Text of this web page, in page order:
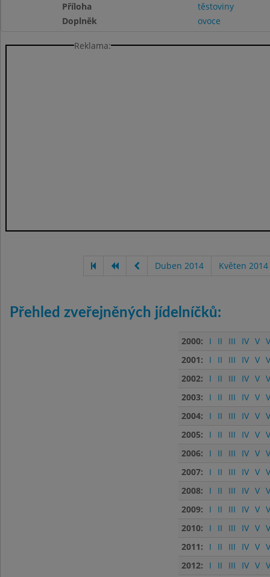
Příloha
těstoviny
Doplněk
ovoce
Reklama:
Duben 2014 Květen 2014
Přehled zveřejněných jídelníčků:
2000: I II III IV V
2001:
I II III IV V
2002:
I II III IV V
2003:
I II III IV V
2004:
I II III IV V
2005:
I II III IV V
2006:
I II III IV V
2007:
I II III IV V
2008:
I II III IV V
2009:
I II III IV V
2010:
I II III IV V
2011:
I II III IV V
2012:
I II III IV V